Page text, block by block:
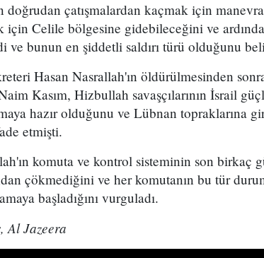
çatışmalardan kaçmak için
için Celile bölgesine gidebileceğini ve
ve bunun en şiddetli saldırı türü olduğunu
Hasan Nasrallah'ın öldürülmesinden
Kasım, Hizbullah savaşçılarının İsrail
hazır olduğunu ve Lübnan topraklarına
etmişti.
komuta ve kontrol sisteminin son
çökmediğini ve her komutanın bu tür
başladığını vurguladı.
Al Jazeera